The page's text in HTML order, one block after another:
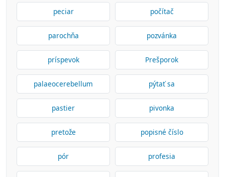
peciar počítač
parochňa pozvánka
príspevok Prešporok
palaeocerebellum pýtať sa
pastier pivonka
pretože popisné číslo
pór profesia